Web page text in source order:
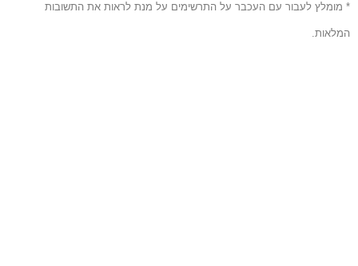
* מומלץ לעבור עם העכבר על התרשימים על מנת לראות את התשובות
המלאות.